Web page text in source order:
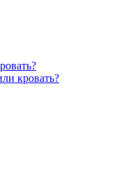
кровать?